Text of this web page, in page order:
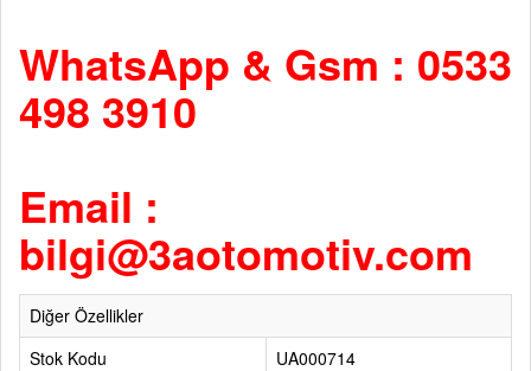
WhatsApp & Gsm : 0533
498 3910
Email :
bilgi@3aotomotiv.com
Diğer Özellikler
Stok Kodu
UA000714